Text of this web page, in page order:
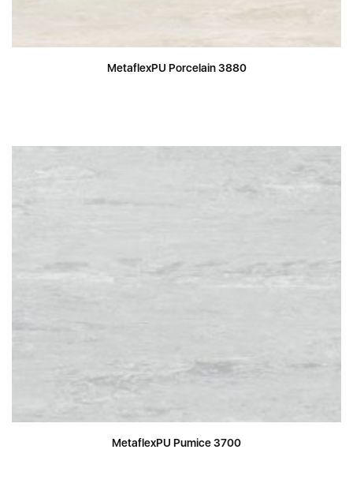
MetaflexPU Porcelain 3880
MetaflexPU Pumice 3700